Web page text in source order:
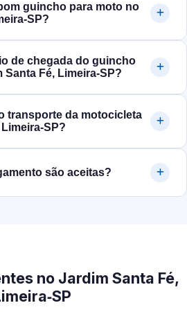
guincho para moto no
de chegada do guincho
Fé, Limeira‑SP?
transporte da motocicleta
são aceitas?
no Jardim Santa Fé,